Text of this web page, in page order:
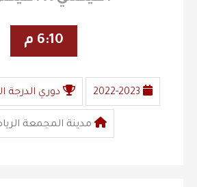
6:10 م
2022-2023 دوري الدرجة
مدينة المجمعة